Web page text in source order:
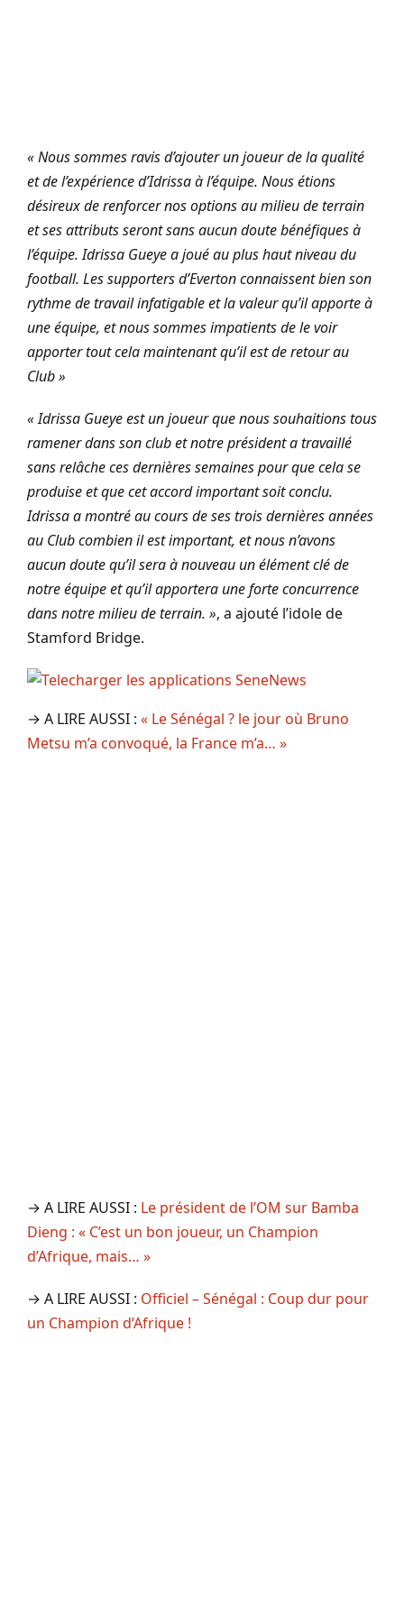
« Nous sommes ravis d’ajouter un joueur de la qualité
et de l’expérience d’Idrissa à l’équipe. Nous étions
désireux de renforcer nos options au milieu de terrain
et ses attributs seront sans aucun doute bénéfiques à
l’équipe. Idrissa Gueye a joué au plus haut niveau du
football. Les supporters d’Everton connaissent bien son
rythme de travail infatigable et la valeur qu’il apporte à
une équipe, et nous sommes impatients de le voir
apporter tout cela maintenant qu’il est de retour au
Club »
« Idrissa Gueye est un joueur que nous souhaitions tous
ramener dans son club et notre président a travaillé
sans relâche ces dernières semaines pour que cela se
produise et que cet accord important soit conclu.
Idrissa a montré au cours de ses trois dernières années
au Club combien il est important, et nous n’avons
aucun doute qu’il sera à nouveau un élément clé de
notre équipe et qu’il apportera une forte concurrence
dans notre milieu de terrain. », a ajouté l’idole de
Stamford Bridge.
→ A LIRE AUSSI : « Le Sénégal ? le jour où Bruno
Metsu m’a convoqué, la France m’a… »
→ A LIRE AUSSI : Le président de l’OM sur Bamba
Dieng : « C’est un bon joueur, un Champion
d’Afrique, mais… »
→ A LIRE AUSSI : Officiel – Sénégal : Coup dur pour
un Champion d’Afrique !